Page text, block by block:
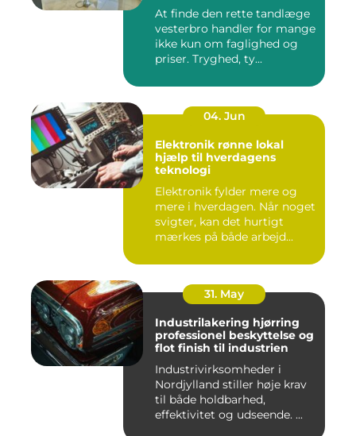
At finde den rette tandlæge
vesterbro handler for mange
ikke kun om faglighed og
priser. Tryghed, ty...
04. Jun
Elektronik rønne lokal
hjælp til hverdagens
teknologi
Elektronik fylder mere og
mere i hverdagen. Når noget
svigter, kan det hurtigt
mærkes på både arbejd...
31. May
Industrilakering hjørring
professionel beskyttelse og
flot finish til industrien
Industrivirksomheder i
Nordjylland stiller høje krav
til både holdbarhed,
effektivitet og udseende. ...